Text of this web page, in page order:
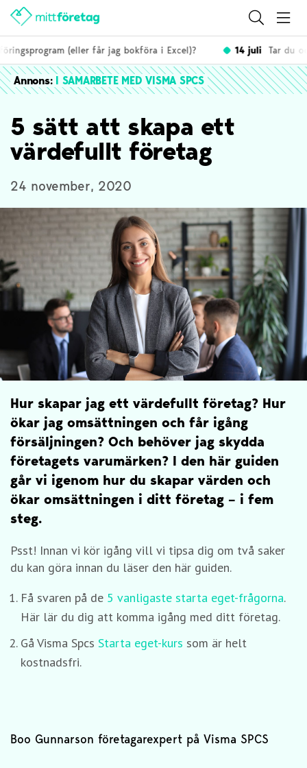
(eller får jag bokföra i Excel)? 14 juli Tar du och
Annons: I SAMARBETE MED VISMA SPCS
5 sätt att skapa ett
värdefullt företag
24 november, 2020
Hur skapar jag ett värdefullt företag? Hur
ökar jag omsättningen och får igång
försäljningen? Och behöver jag skydda
företagets varumärken? I den här guiden
går vi igenom hur du skapar värden och
ökar omsättningen i ditt företag – i fem
steg.
Psst! Innan vi kör igång vill vi tipsa dig om två saker
du kan göra innan du läser den här guiden.
Få svaren på de 5 vanligaste starta eget-frågorna.
Här lär du dig att komma igång med ditt företag.
Gå Visma Spcs Starta eget-kurs som är helt
kostnadsfri.
Boo Gunnarson företagarexpert på Visma SPCS